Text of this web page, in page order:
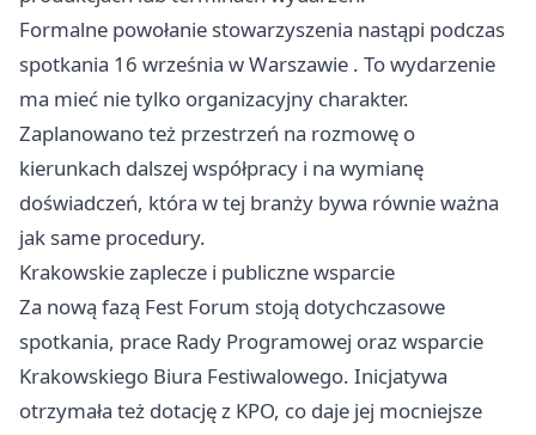
Formalne powołanie stowarzyszenia nastąpi podczas
spotkania 16 września wWarszawie . To wydarzenie
ma mieć nie tylko organizacyjny charakter.
Zaplanowano też przestrzeń na rozmowę o
kierunkach dalszej współpracy i na wymianę
doświadczeń, która w tej branży bywa równie ważna
jak same procedury.
Krakowskie zaplecze i publiczne wsparcie
Za nową fazą Fest Forum stoją dotychczasowe
spotkania, prace Rady Programowej oraz wsparcie
Krakowskiego Biura Festiwalowego. Inicjatywa
otrzymała też dotację z KPO, co daje jej mocniejsze